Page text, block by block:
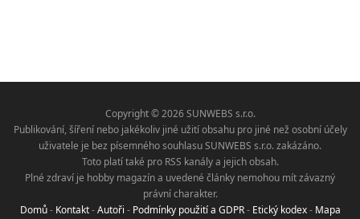
Copyright © 2026 SUNWEBS s.r.o.
Publikování, šíření nebo jakékoliv jiné užití obsahu pro jiné než osobní účely
uživatele je bez písemného souhlasu SUNWEBS s.r.o. zakázáno.
Toto platí také pro RSS kanály a jejich obsah.
Plné zdraví je hobby magazín a uvedené články nemohou mít závazný
právní charakter.
Domů- Kontakt-Autoři - Podmínky použití a GDPR- Etický kodex- Mapa